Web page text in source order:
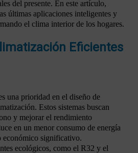
del presente. En este artículo,
últimas aplicaciones inteligentes y
el clima interior de los hogares.
Eficientes
una prioridad en el diseño de
Estos sistemas buscan
y mejorar el rendimiento
en un menor consumo de energía
económico significativo.
ecológicos, como el R32 y el